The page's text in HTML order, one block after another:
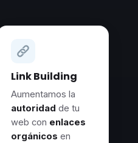
Link Building
Aumentamos la
autoridad de tu
web con enlaces
orgánicos en